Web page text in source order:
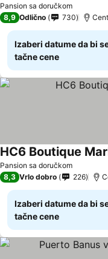
Pansion sa doručkom
8,9 Odlično 730
Izaberi datume da bi
tačne cene
Pansion sa doručkom
HC6 Boutique
8,3 Vrlo dobro 226
Izaberi datume da bi
tačne cene